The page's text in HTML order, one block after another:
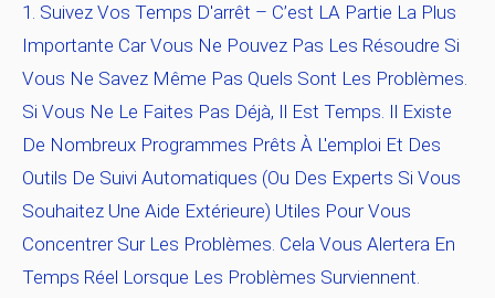
Suivez Vos Temps D'arrêt – C’est LA Partie La Plus
Importante Car Vous Ne Pouvez Pas Les Résoudre Si
Vous Ne Savez Même Pas Quels Sont Les Problèmes.
Si Vous Ne Le Faites Pas Déjà, Il Est Temps. Il Existe
De Nombreux Programmes Prêts À L'emploi Et Des
Outils De Suivi Automatiques (ou Des Experts Si Vous
Souhaitez Une Aide Extérieure) Utiles Pour Vous
Concentrer Sur Les Problèmes. Cela Vous Alertera En
Temps Réel Lorsque Les Problèmes Surviennent.